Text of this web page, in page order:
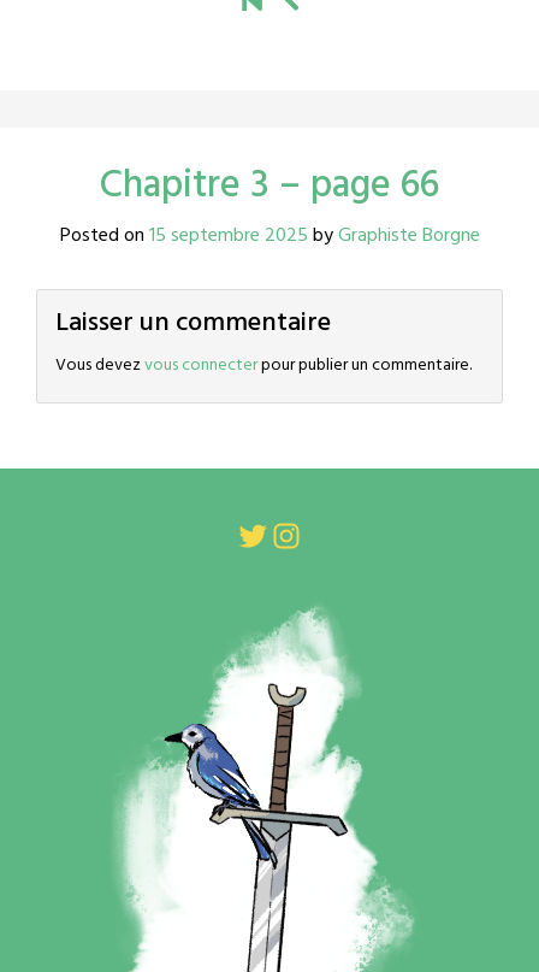
Chapitre 3 – page 66
Posted on15 septembre 2025byGraphiste Borgne
Laisser un commentaire
Vous devezvous connecterpour publier un commentaire.
Twitter
Instagram